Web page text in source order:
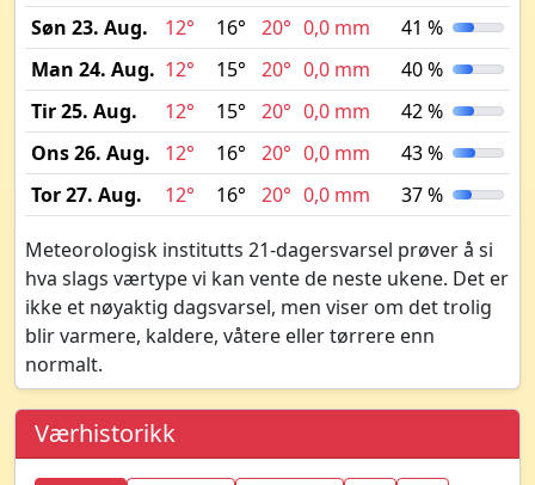
Søn 23. Aug.
12° 16° 20° 0,0 mm
41 %
Man 24. Aug. 12° 15° 20° 0,0 mm
40 %
Tir 25. Aug.
12° 15° 20° 0,0 mm
42 %
Ons 26. Aug.
12° 16° 20° 0,0 mm
43 %
Tor 27. Aug.
12° 16° 20° 0,0 mm 37 %
Meteorologisk institutts 21-dagersvarsel prøver å si
hva slags værtype vi kan vente de neste ukene. Det er
ikke et nøyaktig dagsvarsel, men viser om det trolig
blir varmere, kaldere, våtere eller tørrere enn
normalt.
Værhistorikk